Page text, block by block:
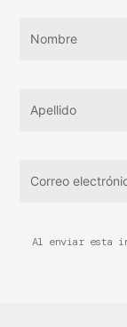
Al enviar esta